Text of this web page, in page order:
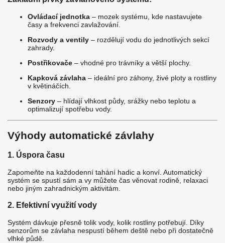
Ovládací jednotka – mozek systému, kde nastavujete
časy a frekvenci zavlažování.
Rozvody a ventily – rozdělují vodu do jednotlivých sekcí
zahrady.
Postřikovače – vhodné pro trávníky a větší plochy.
Kapková závlaha – ideální pro záhony, živé ploty a rostliny
v květináčích.
Senzory – hlídají vlhkost půdy, srážky nebo teplotu a
optimalizují spotřebu vody.
Výhody automatické závlahy
1. Úspora času
Zapomeňte na každodenní tahání hadic a konví. Automatický
systém se spustí sám a vy můžete čas věnovat rodině, relaxaci
nebo jiným zahradnickým aktivitám.
2. Efektivní využití vody
Systém dávkuje přesně tolik vody, kolik rostliny potřebují. Díky
senzorům se závlaha nespustí během deště nebo při dostatečně
vlhké půdě.